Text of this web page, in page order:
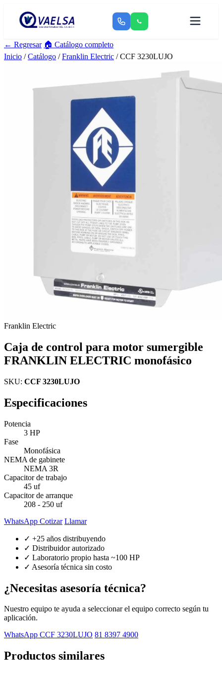
← Regresar 🏠 Catálogo completo
Inicio /Catálogo /Franklin Electric / CCF 3230LUJO
Franklin Electric
Caja de control para motor sumergible
FRANKLIN ELECTRIC monofásico
SKU: CCF 3230LUJO
Especificaciones
Potencia
3 HP
Fase
Monofásica
NEMA de gabinete
NEMA 3R
Capacitor de trabajo
45 uf
Capacitor de arranque
208 - 250 uf
WhatsApp Cotizar Llamar
✓ +25 años distribuyendo
✓ Distribuidor autorizado
✓ Laboratorio propio hasta ~100 HP
✓ Asesoría técnica sin costo
¿Necesitas asesoría técnica?
Nuestro equipo te ayuda a seleccionar el equipo correcto según tu
aplicación.
WhatsApp CCF 3230LUJO 81 8397 4900
Productos similares